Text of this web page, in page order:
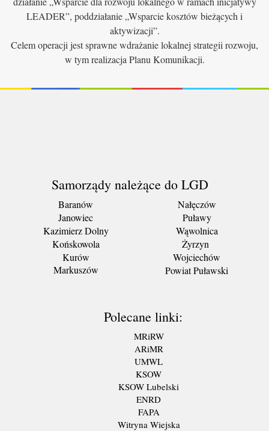
LEADER”, poddziałanie „Wsparcie kosztów bieżących i
aktywizacji”.
Celem operacji jest sprawne wdrażanie lokalnej strategii rozwoju,
w tym realizacja Planu Komunikacji.
Samorządy należące do LGD
Baranów
Janowiec
Kazimierz Dolny
Końskowola
Kurów
Markuszów
Nałęczów
Puławy
Wąwolnica
Żyrzyn
Wojciechów
Powiat Puławski
Polecane linki:
MRiRW
ARiMR
UMWL
KSOW
KSOW Lubelski
ENRD
FAPA
Witryna Wiejska